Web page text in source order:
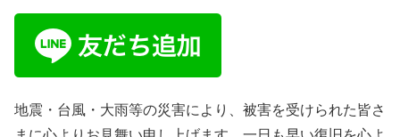
地震・台風・大雨等の災害により、被害を受けられた皆さ